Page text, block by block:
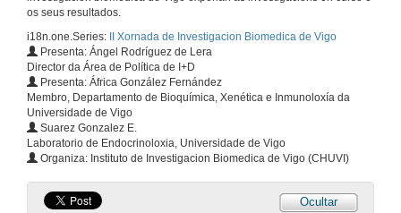
os seus resultados.
i18n.one.Series:
II Xornada de Investigacion Biomedica de Vigo
Presenta: Ángel Rodríguez de Lera
Director da Área de Política de I+D
Presenta: África González Fernández
Membro, Departamento de Bioquímica, Xenética e Inmunoloxía da
Universidade de Vigo
Suarez Gonzalez E.
Laboratorio de Endocrinoloxia, Universidade de Vigo
Organiza: Instituto de Investigacion Biomedica de Vigo (CHUVI)
Ocultar
10 de xuño de 2009
10 de xuño de 2009
10 de xuño de 2009